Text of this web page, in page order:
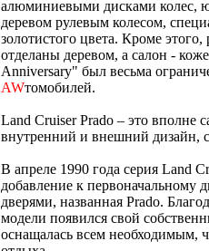
алюминиевыми дисками колес,
деревом рулевым колесом,
золотистого цвета. Кроме
отделаны деревом, а салон -
Anniversary" был весьма
AWтомобилей.
Land Cruiser Prado – это вполне
внутренний и внешний дизайн,
В апреле 1990 года серия Land
добавление к первоначальному
дверями, названная Prado.
модели появился свой
оснащалась всем необходимым,